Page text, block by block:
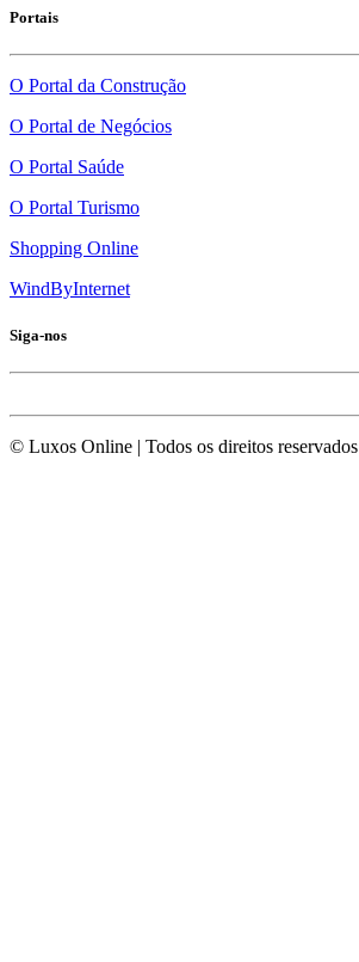
Portais
O Portal da Construção
O Portal de Negócios
O Portal Saúde
O Portal Turismo
Shopping Online
WindByInternet
Siga-nos
© Luxos Online | Todos os direitos reservados